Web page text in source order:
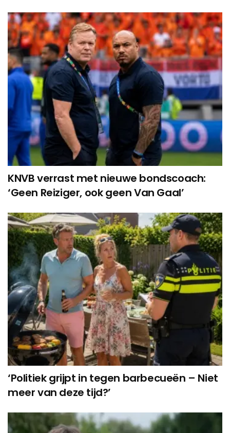
KNVB verrast met nieuwe bondscoach:
‘Geen Reiziger, ook geen Van Gaal’
‘Politiek grijpt in tegen barbecueën – Niet
meer van deze tijd?’